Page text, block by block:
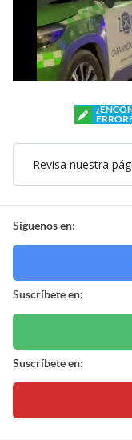
ERROR?
Revisa nuestra
Síguenos en:
Suscríbete en:
Suscríbete en: